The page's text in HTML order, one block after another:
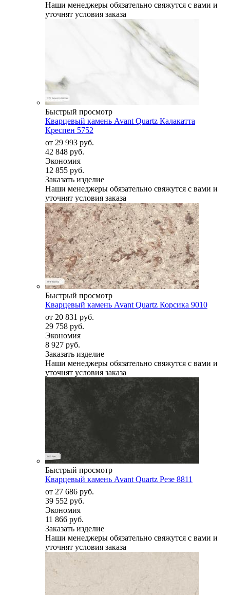
Наши менеджеры обязательно свяжутся с вами и
уточнят условия заказа
Быстрый просмотр
Кварцевый камень Avant Quartz Калакатта
Креспен 5752
от 29 993 руб.
42 848 руб.
Экономия
12 855 руб.
Заказать изделие
Наши менеджеры обязательно свяжутся с вами и
уточнят условия заказа
Быстрый просмотр
Кварцевый камень Avant Quartz Корсика 9010
от 20 831 руб.
29 758 руб.
Экономия
8 927 руб.
Заказать изделие
Наши менеджеры обязательно свяжутся с вами и
уточнят условия заказа
Быстрый просмотр
Кварцевый камень Avant Quartz Резе 8811
от 27 686 руб.
39 552 руб.
Экономия
11 866 руб.
Заказать изделие
Наши менеджеры обязательно свяжутся с вами и
уточнят условия заказа